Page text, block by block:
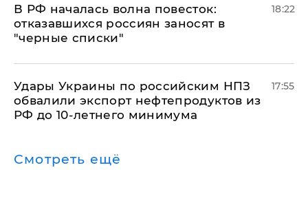
​В РФ началась волна повесток:
отказавшихся россиян заносят в
"черные списки"
18:22
Удары Украины по российским НПЗ
обвалили экспорт нефтепродуктов из
РФ до 10-летнего минимума
17:55
Смотреть ещё